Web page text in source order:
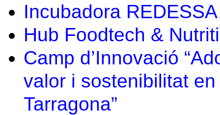
Incubadora REDESSA
Hub Foodtech &
Camp d’Innovació
valor i sostenibilitat
Tarragona”